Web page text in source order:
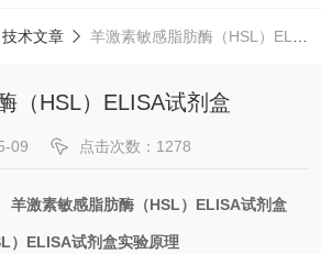
技术文章 羊激素敏感脂肪酶（HSL）ELISA试剂盒
（HSL）ELISA试剂盒
09 点击次数：1278
羊激素敏感脂肪酶（HSL） ELISA试剂盒
） ELISA试剂盒实验原理